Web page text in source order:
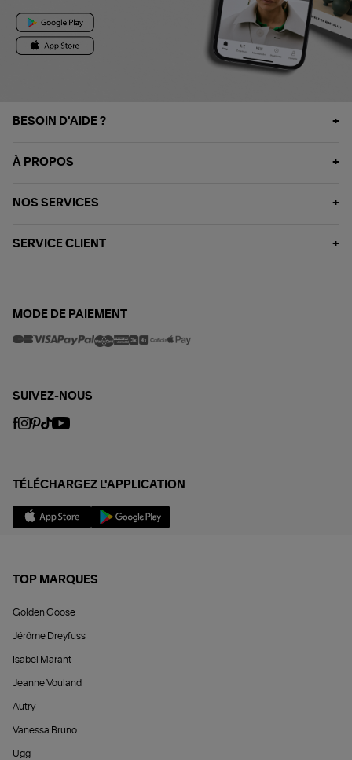
BESOIN D'AIDE ?
À PROPOS
NOS SERVICES
SERVICE CLIENT
MODE DE PAIEMENT
SUIVEZ-NOUS
TÉLÉCHARGEZ L'APPLICATION
TOP MARQUES
Golden Goose
Jérôme Dreyfuss
Isabel Marant
Jeanne Vouland
Autry
Vanessa Bruno
Ugg